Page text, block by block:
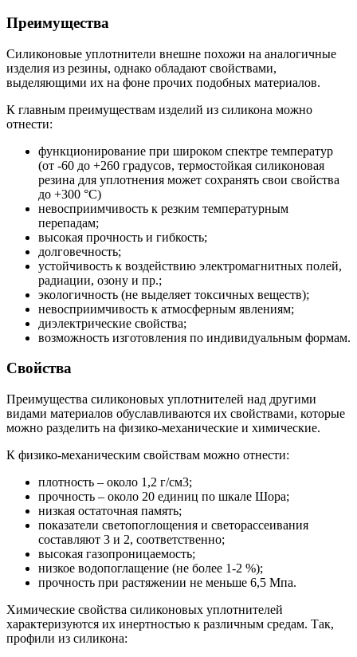
Преимущества
Силиконовые уплотнители внешне похожи на аналогичные
изделия из резины, однако обладают свойствами,
выделяющими их на фоне прочих подобных материалов.
К главным преимуществам изделий из силикона можно
отнести:
функционирование при широком спектре температур
(от -60 до +260 градусов, термостойкая силиконовая
резина для уплотнения может сохранять свои свойства
до +300 °С)
невосприимчивость к резким температурным
перепадам;
высокая прочность и гибкость;
долговечность;
устойчивость к воздействию электромагнитных полей,
радиации, озону и пр.;
экологичность (не выделяет токсичных веществ);
невосприимчивость к атмосферным явлениям;
диэлектрические свойства;
возможность изготовления по индивидуальным формам.
Свойства
Преимущества силиконовых уплотнителей над другими
видами материалов обуславливаются их свойствами, которые
можно разделить на физико-механические и химические.
К физико-механическим свойствам можно отнести:
плотность – около 1,2 г/см3;
прочность – около 20 единиц по шкале Шора;
низкая остаточная память;
показатели светопоглощения и светорассеивания
составляют 3 и 2, соответственно;
высокая газопроницаемость;
низкое водопоглащение (не более 1-2 %);
прочность при растяжении не меньше 6,5 Мпа.
Химические свойства силиконовых уплотнителей
характеризуются их инертностью к различным средам. Так,
профили из силикона: